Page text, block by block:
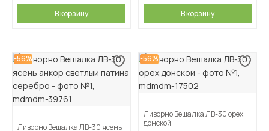
В корзину В корзину
-56%
Ливорно Вешалка ЛВ-30 ясень
-56%
Ливорно Вешалка ЛВ-30 орех
донской